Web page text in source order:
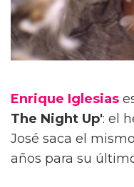
Enrique Iglesias
The Night Up': el
José saca el
años para su